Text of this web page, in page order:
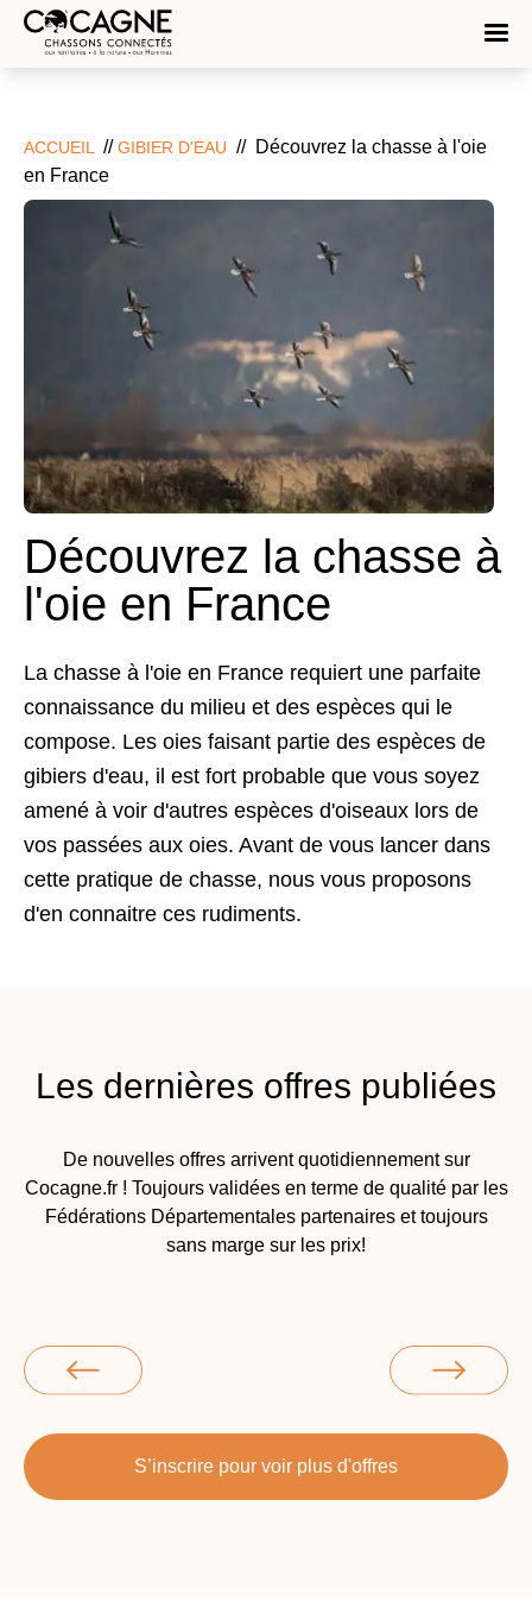
ACCUEIL //GIBIER D'EAU // Découvrez la chasse à l'oie
en France
Découvrez la chasse à
l'oie en France
La chasse à l'oie en France requiert une parfaite
connaissance du milieu et des espèces qui le
compose. Les oies faisant partie des espèces de
gibiers d'eau, il est fort probable que vous soyez
amené à voir d'autres espèces d'oiseaux lors de
vos passées aux oies. Avant de vous lancer dans
cette pratique de chasse, nous vous proposons
d'en connaitre ces rudiments.
Les dernières offres publiées
De nouvelles offres arrivent quotidiennement sur
Cocagne.fr ! Toujours validées en terme de qualité par les
Fédérations Départementales partenaires et toujours
sans marge sur les prix!
S’inscrire pour voir plus d'offres